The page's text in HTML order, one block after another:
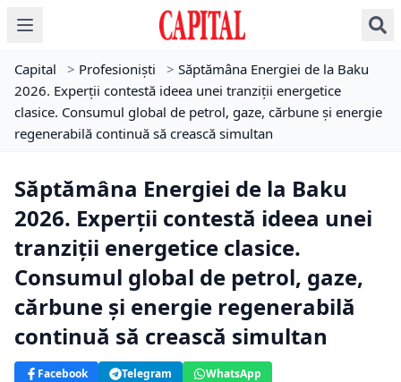
Capital > Profesioniști > Săptămâna Energiei de la Baku
2026. Experții contestă ideea unei tranziții energetice
clasice. Consumul global de petrol, gaze, cărbune și energie
regenerabilă continuă să crească simultan
Săptămâna Energiei de la Baku
2026. Experții contestă ideea unei
tranziții energetice clasice.
Consumul global de petrol, gaze,
cărbune și energie regenerabilă
continuă să crească simultan
Facebook Telegram WhatsApp